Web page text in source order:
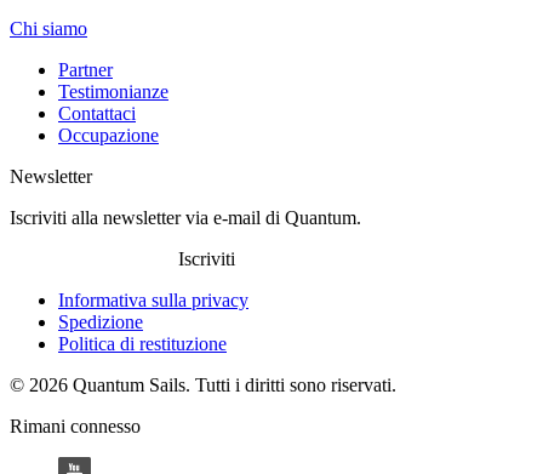
Chi siamo
Partner
Testimonianze
Contattaci
Occupazione
Newsletter
Iscriviti alla newsletter via e-mail di Quantum.
Iscriviti
Informativa sulla privacy
Spedizione
Politica di restituzione
© 2026 Quantum Sails. Tutti i diritti sono riservati.
Rimani connesso